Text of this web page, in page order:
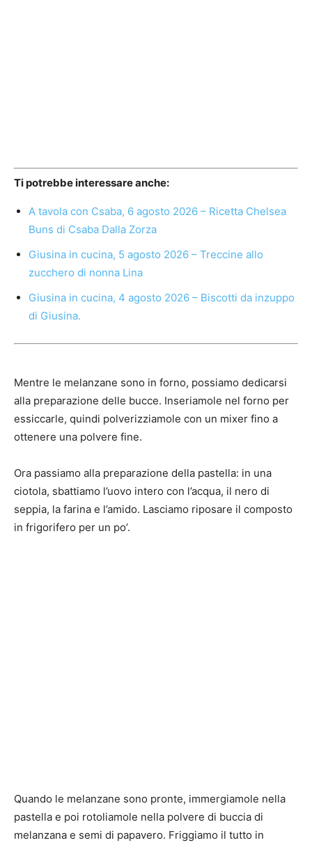
Ti potrebbe interessare anche:
A tavola con Csaba, 6 agosto 2026 – Ricetta Chelsea
Buns di Csaba Dalla Zorza
Giusina in cucina, 5 agosto 2026 – Treccine allo
zucchero di nonna Lina
Giusina in cucina, 4 agosto 2026 – Biscotti da inzuppo
di Giusina.
Mentre le melanzane sono in forno, possiamo dedicarsi
alla preparazione delle bucce. Inseriamole nel forno per
essiccarle, quindi polverizziamole con un mixer fino a
ottenere una polvere fine.
Ora passiamo alla preparazione della pastella: in una
ciotola, sbattiamo l’uovo intero con l’acqua, il nero di
seppia, la farina e l’amido. Lasciamo riposare il composto
in frigorifero per un po’.
Quando le melanzane sono pronte, immergiamole nella
pastella e poi rotoliamole nella polvere di buccia di
melanzana e semi di papavero. Friggiamo il tutto in